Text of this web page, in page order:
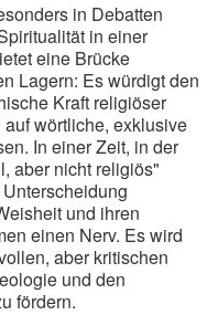
in Debatten
in einer
eine Brücke
Lagern: Es würdigt den
Kraft religiöser
wörtliche, exklusive
In einer Zeit, in der
aber nicht religiös"
und ihren
einen Nerv. Es wird
aber kritischen
und den
fördern.